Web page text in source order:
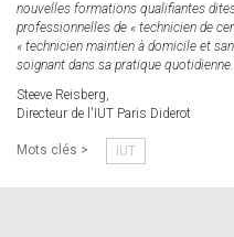
nouvelles formations qualifiantes
professionnelles de « technicien de
« technicien maintien à domicile et
soignant dans sa pratique
Steeve Reisberg,
Directeur de l'IUT Paris Diderot
Mots clés > IUT